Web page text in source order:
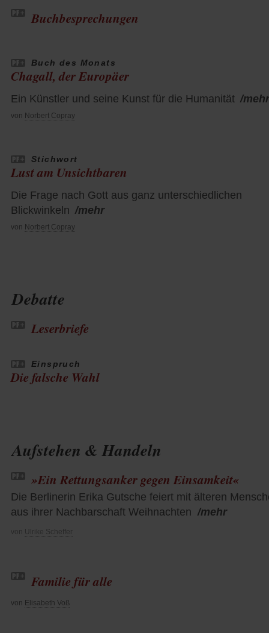
Buchbesprechungen
Buch des Monats
Chagall, der Europäer
Ein Künstler und seine Kunst für die Humanität /mehr
von Norbert Copray
Stichwort
Lust am Unsichtbaren
Die Frage nach Gott aus ganz unterschiedlichen
Blickwinkeln /mehr
von Norbert Copray
Debatte
Leserbriefe
Einspruch
Die falsche Wahl
Aufstehen & Handeln
»Ein Rettungsanker gegen Einsamkeit«
Die Berlinerin Erika Gutsche feiert mit älteren
aus ihrer Nachbarschaft Weihnachten /mehr
von Ulrike Scheffer
Familie für alle
von Elisabeth Voß